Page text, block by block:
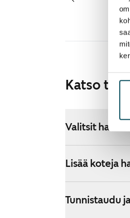
Katso
Valitsit
Lisää koteja
Tunnistaudu